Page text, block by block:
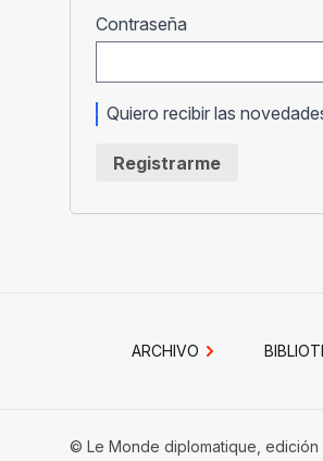
Contraseña
Quiero recibir las
Registrarme
ARCHIVO
© Le Monde diplomatique, edición